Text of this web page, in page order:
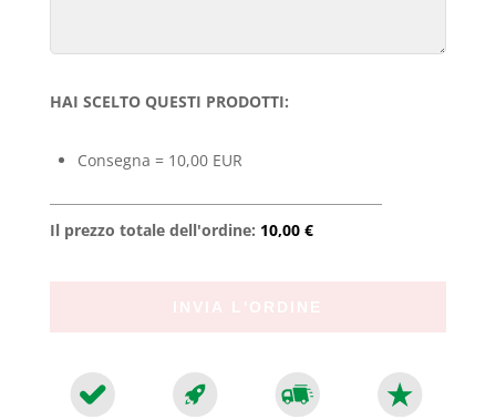
HAI SCELTO QUESTI PRODOTTI:
Consegna = 10,00 EUR
Il prezzo totale dell'ordine: 10,00 €